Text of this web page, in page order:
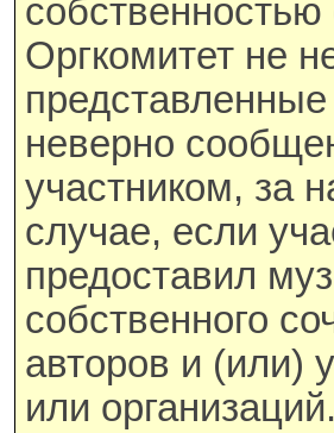
Оргкомитет не
неверно
участником, за
случае, если
предоставил
собственного
авторов и (или)
или организаций.